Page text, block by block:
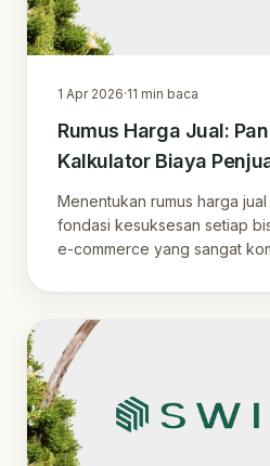
1 Apr 2026·11 min baca
Rumus Harga Jual:
Kalkulator Biaya
untuk Bisnis di
Menentukan rumus harga
fondasi kesuksesan setiap
e-commerce yang sangat